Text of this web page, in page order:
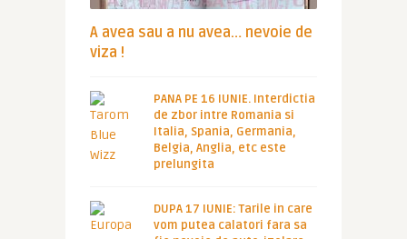
A avea sau a nu avea… nevoie de
viza !
PANA PE 16 IUNIE. Interdictia
de zbor intre Romania si
Italia, Spania, Germania,
Belgia, Anglia, etc este
prelungita
DUPA 17 IUNIE: Tarile in care
vom putea calatori fara sa